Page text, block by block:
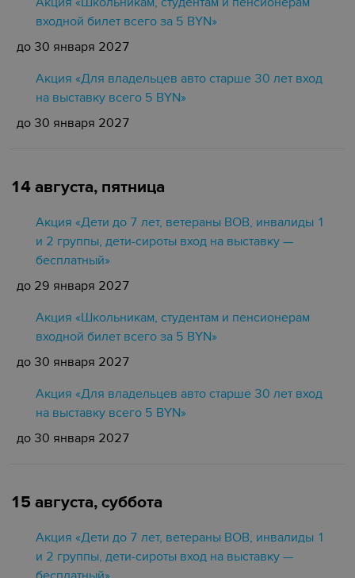
входной билет всего за 5 BYN»
до 30 января 2027
Акция «Для владельцев авто старше 30 лет вход
на выставку всего 5 BYN»
до 30 января 2027
14 августа, пятница
Акция «Дети до 7 лет, ветераны ВОВ, инвалиды 1
и 2 группы, дети-сироты вход на выставку —
бесплатный»
до 29 января 2027
Акция «Школьникам, студентам и пенсионерам
входной билет всего за 5 BYN»
до 30 января 2027
Акция «Для владельцев авто старше 30 лет вход
на выставку всего 5 BYN»
до 30 января 2027
15 августа, суббота
Акция «Дети до 7 лет, ветераны ВОВ, инвалиды 1
и 2 группы, дети-сироты вход на выставку —